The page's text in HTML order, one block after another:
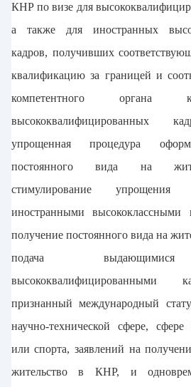
КНР по визе для
а также для иностранных
кадров, получивших
квалификацию за границей и
компетентного органа
высококвалифицированных
упрощенная процедура
постоянного вида на
стимулирование
иностранными высококлассными
получение постоянного вида на
подача выдающимися
высококвалифицированными
признанный международный
научно-технической сфере, сфере
или спорта, заявлений на
жительство в КНР, и